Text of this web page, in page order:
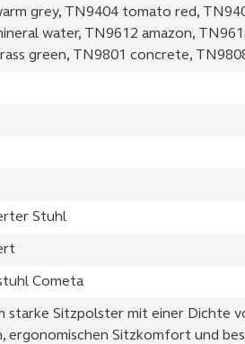
grey, TN9404 tomato red,
water, TN9612 amazon,
green, TN9801 concrete,
Stuhl
Cometa
starke Sitzpolster mit einer Dichte
ergonomischen Sitzkomfort und